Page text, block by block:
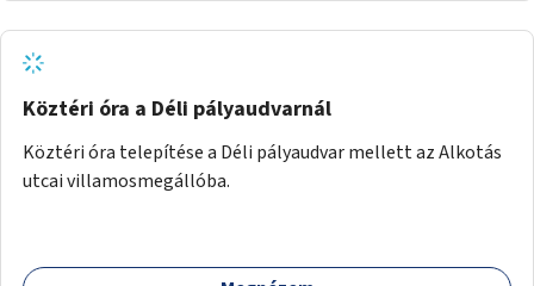
Köztéri óra a Déli pályaudvarnál
Köztéri óra telepítése a Déli pályaudvar mellett az Alkotás
utcai villamosmegállóba.